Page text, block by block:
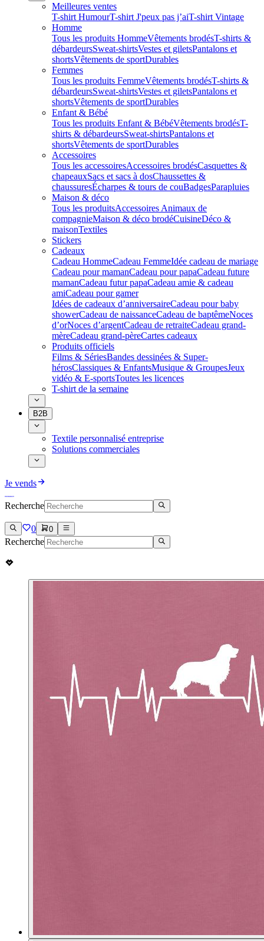
Meilleures ventes
T-shirt HumourT-shirt J'peux pas j’aiT-shirt Vintage
Homme
Tous les produits HommeVêtements brodésT-shirts &
débardeursSweat-shirtsVestes et giletsPantalons et
shortsVêtements de sportDurables
Femmes
Tous les produits FemmeVêtements brodésT-shirts &
débardeursSweat-shirtsVestes et giletsPantalons et
shortsVêtements de sportDurables
Enfant & Bébé
Tous les produits Enfant & BébéVêtements brodésT-
shirts & débardeursSweat-shirtsPantalons et
shortsVêtements de sportDurables
Accessoires
Tous les accessoiresAccessoires brodésCasquettes &
chapeauxSacs et sacs à dosChaussettes &
chaussuresÉcharpes & tours de couBadgesParapluies
Maison & déco
Tous les produitsAccessoires Animaux de
compagnieMaison & déco brodéCuisineDéco &
maisonTextiles
Stickers
Cadeaux
Cadeau HommeCadeau FemmeIdée cadeau de mariage​
Cadeau pour mamanCadeau pour papaCadeau future
mamanCadeau futur papaCadeau amie & cadeau
amiCadeau pour gamer
Idées de cadeaux d’anniversaireCadeau pour baby
showerCadeau de naissanceCadeau de baptêmeNoces
d’orNoces d’argentCadeau de retraiteCadeau grand-
mèreCadeau grand-pèreCartes cadeaux
Produits officiels
Films & SériesBandes dessinées & Super-
hérosClassiques & EnfantsMusique & GroupesJeux
vidéo & E-sportsToutes les licences
T-shirt de la semaine
B2B
Textile personnalisé entreprise
Solutions commerciales
Je vends
Recherche
0 0
Recherche